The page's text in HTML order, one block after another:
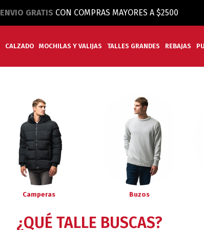
ENVIO GRATIS CON COMPRAS MAYORES A $2500
CALZADO MOCHILAS Y VALIJAS TALLES GRANDES REBAJAS
Camperas Buzos
¿QUÉ TALLE BUSCAS?